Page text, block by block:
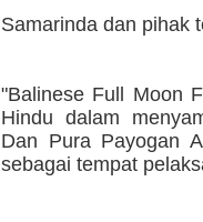
Samarinda dan pihak
"Balinese Full Moon
Hindu dalam
Dan Pura Payogan
sebagai tempat